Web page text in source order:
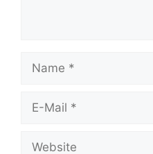
Name
Website